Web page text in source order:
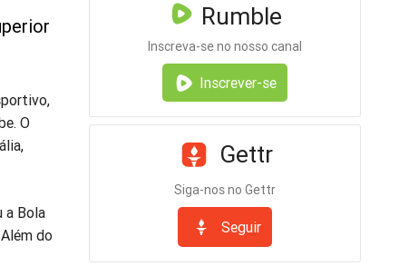
O
a Bola
do
Rumble
Inscreva-se no nosso canal
Inscrever-se
Gettr
Siga-nos no Gettr
Seguir